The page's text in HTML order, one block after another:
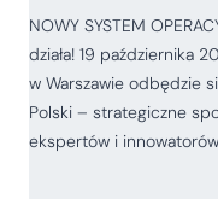
NOWY SYSTEM
działa! 19 października
w Warszawie odbędzie
Polski – strategiczne
ekspertów i